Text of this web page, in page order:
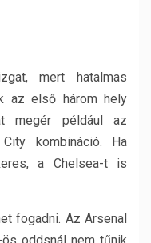
mert hatalmas
az első három hely
megér például az
City kombináció. Ha
a Chelsea-t is
fogadni. Az Arsenal
oddsnál nem tűnik